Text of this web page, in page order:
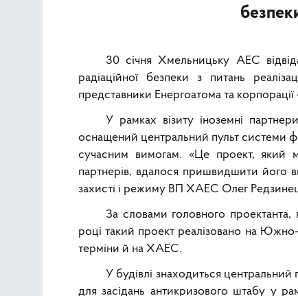
30 січня Хмельницьку АЕС
радіаційної безпеки з питань
представники Енергоатома та
У рамках візиту іноземні
оснащений центральний пульт системи
сучасним вимогам. «Це проект, який
партнерів, вдалося пришвидшити його
захисті і режиму ВП ХАЕС Олег
За словами головного
році такий проект реалізовано на
терміни й на ХАЕС.
У будівлі знаходиться
для засідань антикризового штабу у